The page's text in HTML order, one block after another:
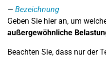
Bezeichnung
Geben Sie hier an, um
außergewöhnliche
Beachten Sie, dass nur der